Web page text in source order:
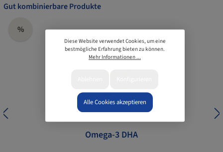
Gut kombinierbare Produkte
%
Omega-3 DHA
Diese Website verwendet Cookies, um eine
bestmögliche Erfahrung bieten zu können.
Mehr Informationen ...
Alle Cookies akzeptieren